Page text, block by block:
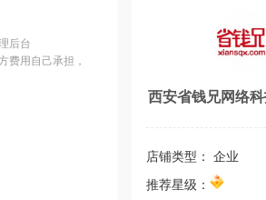
后台
费用自己承担，
西安省钱兄网络
店铺类型： 企业
推荐星级：